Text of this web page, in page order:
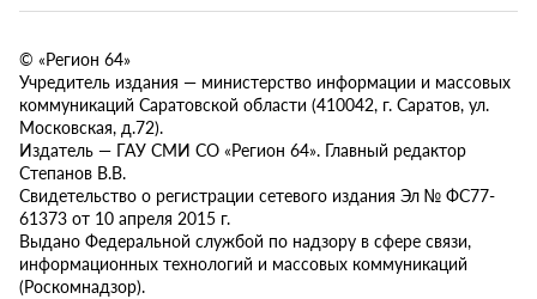
© «Регион 64»
Учредитель издания — министерство информации и массовых
коммуникаций Саратовской области (410042, г. Саратов, ул.
Московская, д.72).
Издатель — ГАУ СМИ СО «Регион 64». Главный редактор
Степанов В.В.
Свидетельство о регистрации сетевого издания Эл № ФС77-
61373 от 10 апреля 2015 г.
Выдано Федеральной службой по надзору в сфере связи,
информационных технологий и массовых коммуникаций
(Роскомнадзор).